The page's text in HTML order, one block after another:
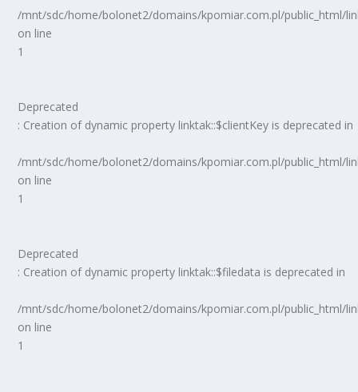
/mnt/sdc/home/bolonet2/domains/kpomiar.com.pl/public_html/
on line
1
Deprecated
: Creation of dynamic property linktak::$clientKey is deprecated in
/mnt/sdc/home/bolonet2/domains/kpomiar.com.pl/public_html/
on line
1
Deprecated
: Creation of dynamic property linktak::$filedata is deprecated in
/mnt/sdc/home/bolonet2/domains/kpomiar.com.pl/public_html/
on line
1